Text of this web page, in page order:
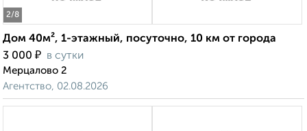
2/8
Дом 40м², 1-этажный, посуточно, 10 км от города
3 000 ₽ в сутки
Мерцалово 2
Агентство, 02.08.2026